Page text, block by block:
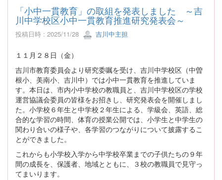
「小中一貫教育」の取組を発表しました ～吉
川中学校区小中一貫教育推進研究発表会～
投稿日時 : 2025/11/28 吉川中主担
１１月２８日（金）
吉川市教育委員会より研究委嘱を受け、吉川中学校区（中曽
根小、美南小、吉川中）では小中一貫教育を推進していま
す。本日は、市内小中学校の教職員と、吉川中学校区の学校
運営協議会委員の皆様をお招きし、研究発表会を開催しまし
た。小学校６年生と中学校２年生による、学級会、英語、総
合的な学習の時間、体育の授業公開では、小学生と中学生の
関わり合いの様子や、各学習のつながりについて披露するこ
とができました。
これからも小学校入学から中学校卒業までの子供たちの９年
間の成長を、保護者、地域とともに、３校の教職員で見守っ
てまいります。